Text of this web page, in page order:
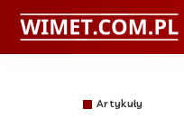
Artykuły